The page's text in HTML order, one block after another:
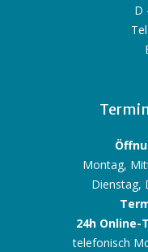
D
Montag,
Dienstag,
24h
telefonisch